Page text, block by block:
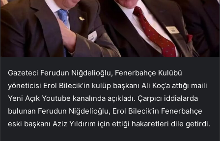
Gazeteci Ferudun Niğdelioğlu, Fenerbahçe Kulübü
yöneticisi Erol Bilecik’in kulüp başkanı Ali Koç’a attığı maili
Yeni Açık Youtube kanalında açıkladı. Çarpıcı iddialarda
bulunan Ferudun Niğdelioğlu, Erol Bilecik’in Fenerbahçe
eski başkanı Aziz Yıldırım için ettiği hakaretleri dile getirdi.